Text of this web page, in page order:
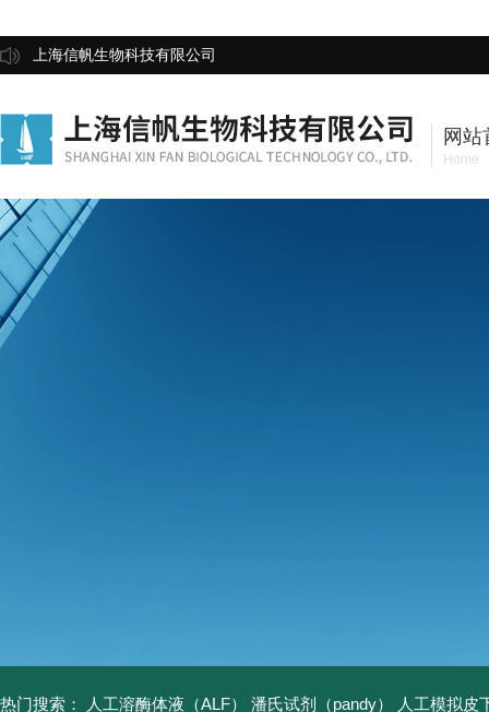
上海信帆生物科技有限公司
网站
Home
热门搜索： 人工溶酶体液（ALF） 潘氏试剂（pandy） 人工模拟皮